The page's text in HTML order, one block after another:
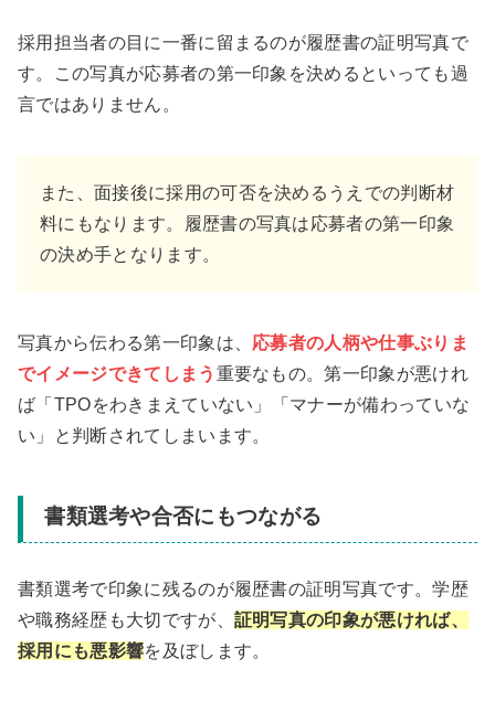
採用担当者の目に一番に留まるのが履歴書の証明写真で
す。この写真が応募者の第一印象を決めるといっても過
言ではありません。
また、面接後に採用の可否を決めるうえでの判断材
料にもなります。履歴書の写真は応募者の第一印象
の決め手となります。
写真から伝わる第一印象は、 応募者の人柄や仕事ぶりま
でイメージできてしまう 重要なもの。第一印象が悪けれ
ば「TPOをわきまえていない」「マナーが備わっていな
い」と判断されてしまいます。
書類選考や合否にもつながる
書類選考で印象に残るのが履歴書の証明写真です。学歴
や職務経歴も大切ですが、 証明写真の印象が悪ければ、
採用にも悪影響を及ぼします。